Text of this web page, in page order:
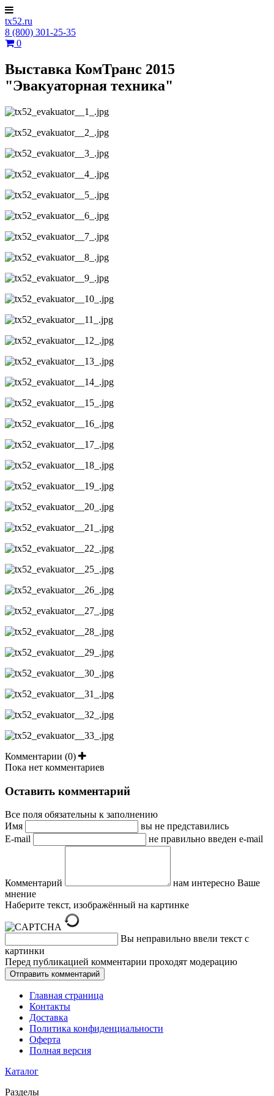
tx52.ru
8 (800) 301-25-35
0
Выставка КомТранс 2015
"Эвакуаторная техника"
Комментарии (0)
Пока нет комментариев
Оставить комментарий
Все поля обязательны к заполнению
Имя
вы не представились
E-mail
не правильно введен e-mail
Комментарий
нам интересно Ваше
мнение
Наберите текст, изображённый на картинке
Вы неправильно ввели текст с
картинки
Перед публикацией комментарии проходят модерацию
Главная страница
Контакты
Доставка
Политика конфиденциальности
Оферта
Полная версия
Каталог
Разделы